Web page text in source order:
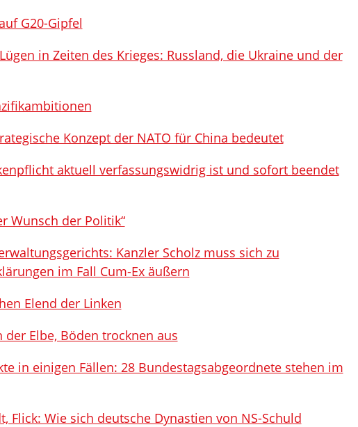
G20-Gipfel
in Zeiten des Krieges: Russland, die Ukraine und der
Konzept der NATO für China bedeutet
aktuell verfassungswidrig ist und sofort beendet
Wunsch der Politik“
Kanzler Scholz muss sich zu
im Fall Cum-Ex äußern
Elend der Linken
der Elbe, Böden trocknen aus
in einigen Fällen: 28 Bundestagsabgeordnete stehen im
Flick: Wie sich deutsche Dynastien von NS-Schuld